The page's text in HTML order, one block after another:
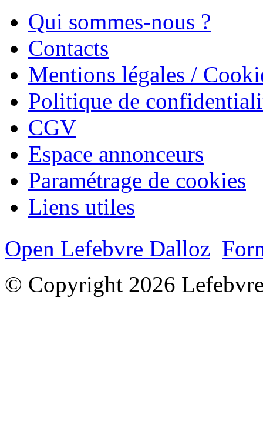
Qui sommes-nous ?
Contacts
Mentions légales /
Politique de
CGV
Espace annonceurs
Paramétrage de cookies
Liens utiles
Open Lefebvre Dalloz
© Copyright 2026